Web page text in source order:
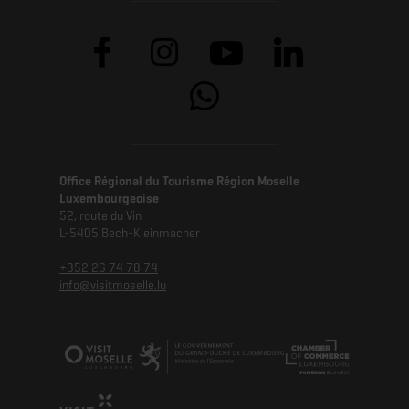
Office Régional du Tourisme Région Moselle
Luxembourgeoise
52, route du Vin
L-5405 Bech-Kleinmacher
+352 26 74 78 74
info@visitmoselle.lu